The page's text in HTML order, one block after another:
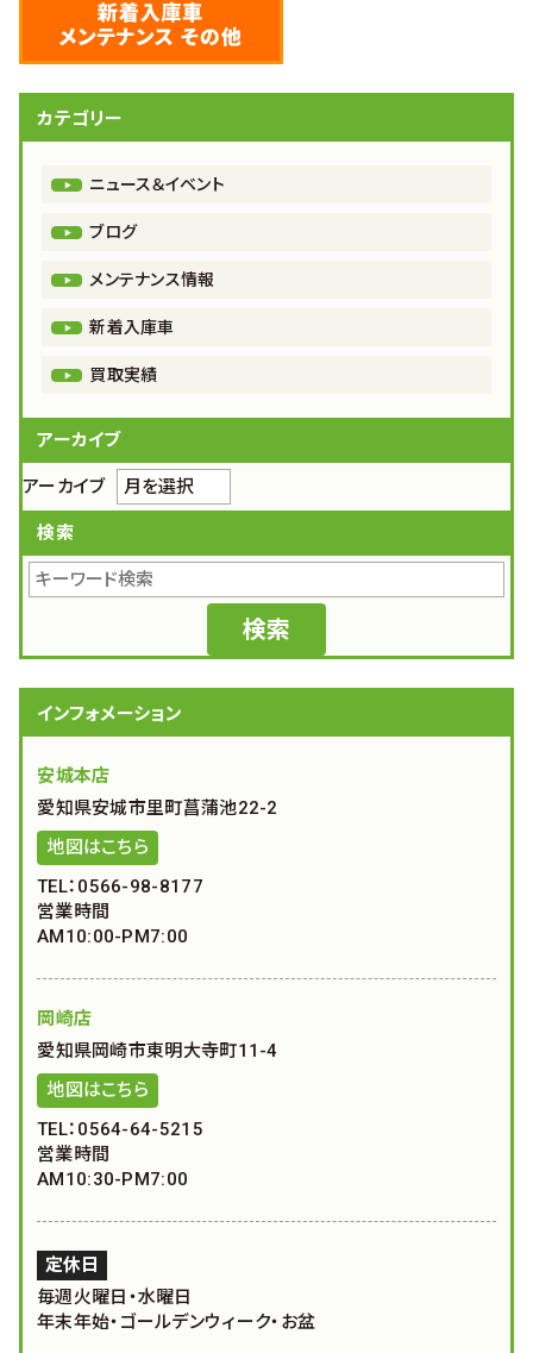
カテゴリー
ニュース＆イベント
ブログ
メンテナンス情報
新着入庫車
買取実績
アーカイブ
アーカイブ
検索
インフォメーション
安城本店
愛知県安城市里町菖蒲池22-2
地図はこちら
TEL：0566-98-8177
営業時間
AM10:00-PM7:00
岡崎店
愛知県岡崎市東明大寺町11-4
地図はこちら
TEL：0564-64-5215
営業時間
AM10:30-PM7:00
定休日
毎週火曜日・水曜日
年末年始・ゴールデンウィーク・お盆